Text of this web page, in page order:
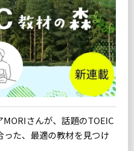
さんが、話題のTOEIC
た、最適の教材を見つけ